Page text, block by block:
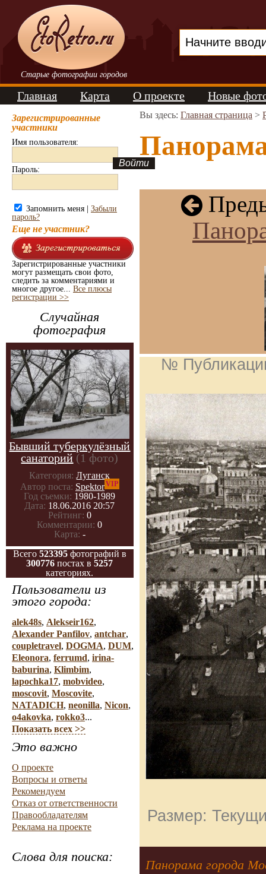
Старые фотографии городов
Главная Карта О проекте Новые
Зарегистрированные
участники
Имя пользователя:
Пароль:
Запомнить меня | Забыли
пароль?
Еще не участник?
Зарегистрированные участники
могут размещать свои фото,
следить за комментариями и
многое другое... Все плюсы
регистрации >>
Случайная
фотография
Бывший туберкулёзный
санаторий (1 фото)
Категория: Луганск
Автор поста: SpektorVIP
Год съемки: 1980-1989
Дата: 18.06.2016 20:57
Рейтинг: 0
Комментарии: 0
Карта: -
Всего 523395 фотографий в
300776 постах в5257
категориях.
Пользователи из
этого города:
alek48s, Alekseir162,
Alexander Panfilov, antchar,
coupletravel, DOGMA, DUM,
Eleonora, ferrumd, irina-
baburina, Klimbim,
lapochka17, mobvideo,
moscovit, Moscovite,
NATADICH, neonilla, Nicon,
o4akovka, rokko3...
Показать всех >>
Это важно
О проекте
Вопросы и ответы
Рекомендуем
Отказ от ответственности
Правообладателям
Реклама на проекте
Слова для поиска:
Вы здесь: Главная страница >
№
Размер:
Панорама города